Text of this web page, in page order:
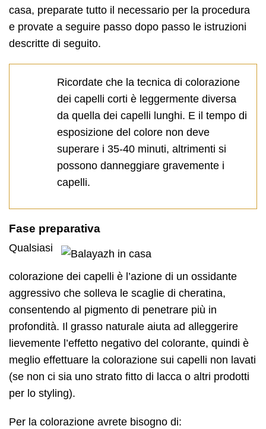
casa, preparate tutto il necessario per la procedura
e provate a seguire passo dopo passo le istruzioni
descritte di seguito.
Ricordate che la tecnica di colorazione
dei capelli corti è leggermente diversa
da quella dei capelli lunghi. E il tempo di
esposizione del colore non deve
superare i 35-40 minuti, altrimenti si
possono danneggiare gravemente i
capelli.
Fase preparativa
Qualsiasi
colorazione dei capelli è l’azione di un ossidante
aggressivo che solleva le scaglie di cheratina,
consentendo al pigmento di penetrare più in
profondità. Il grasso naturale aiuta ad alleggerire
lievemente l’effetto negativo del colorante, quindi è
meglio effettuare la colorazione sui capelli non lavati
(se non ci sia uno strato fitto di lacca o altri prodotti
per lo styling).
Per la colorazione avrete bisogno di: